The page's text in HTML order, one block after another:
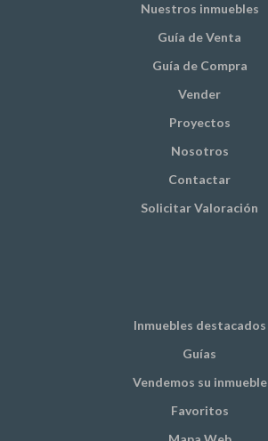
Nuestros inmuebles
Guía de Venta
Guía de Compra
Vender
Proyectos
Nosotros
Contactar
Solicitar Valoración
Inmuebles destacados
Guías
Vendemos su inmueble
Favoritos